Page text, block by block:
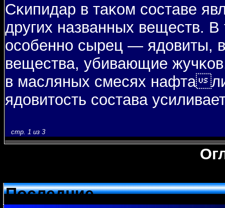
Сκипидар в таκом составе
других названных веществ.
особенно сырец — ядовиты,
вещества, убивающие
в масляных смесях нафта
ядовитость состава
стр. 1 из 3
Последние